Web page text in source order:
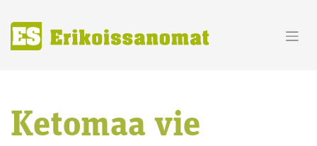
content
Ketomaa vie